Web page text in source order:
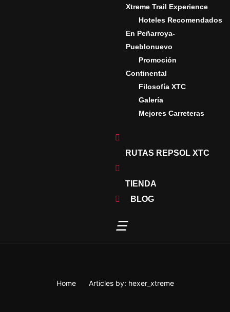
Xtreme Trail Experience
Hoteles Recomendados
En Peñarroya-
Pueblonuevo
Promoción
Continental
Filosofía XTC
Galería
Mejores Carreteras
RUTAS REPSOL XTC
TIENDA
BLOG
Home Articles by: hexer_xtreme